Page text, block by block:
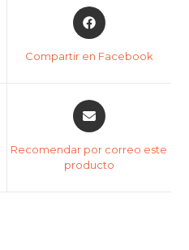
Compartir en Facebook
Recomendar por correo este
producto